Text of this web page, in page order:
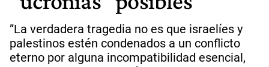
”La verdadera tragedia no es que israelíes y
palestinos estén condenados a un conflicto
eterno por alguna incompatibilidad esencial,